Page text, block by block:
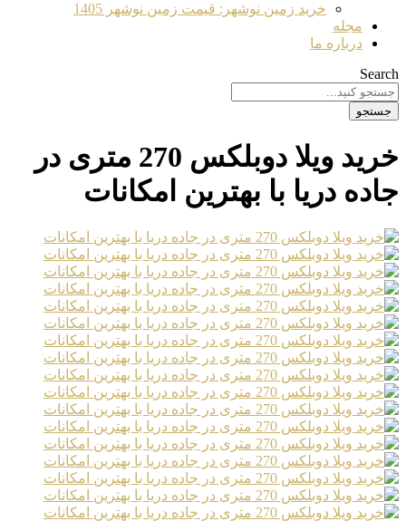
خرید زمین نوشهر: قیمت زمین نوشهر 1405
مجله
درباره ما
Search
جستجو
خرید ویلا دوبلکس 270 متری در
جاده دریا با بهترین امکانات